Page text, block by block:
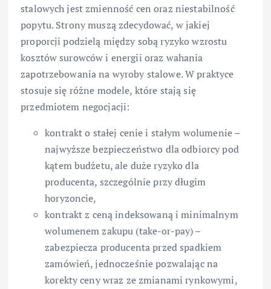
stalowych jest zmienność cen oraz niestabilność
popytu. Strony muszą zdecydować, w jakiej
proporcji podzielą między sobą ryzyko wzrostu
kosztów surowców i energii oraz wahania
zapotrzebowania na wyroby stalowe. W praktyce
stosuje się różne modele, które stają się
przedmiotem negocjacji:
kontrakt o stałej cenie i stałym wolumenie –
najwyższe bezpieczeństwo dla odbiorcy pod
kątem budżetu, ale duże ryzyko dla
producenta, szczególnie przy długim
horyzoncie,
kontrakt z ceną indeksowaną i minimalnym
wolumenem zakupu (take-or-pay) –
zabezpiecza producenta przed spadkiem
zamówień, jednocześnie pozwalając na
korekty ceny wraz ze zmianami rynkowymi,